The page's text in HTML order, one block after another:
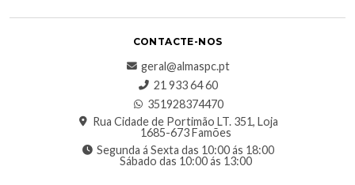
CONTACTE-NOS
geral@almaspc.pt
21 933 64 60
351928374470
Rua Cidade de Portimão LT. 351, Loja
1685-673 Famões
Segunda á Sexta das 10:00 ás 18:00
Sábado das 10:00 ás 13:00